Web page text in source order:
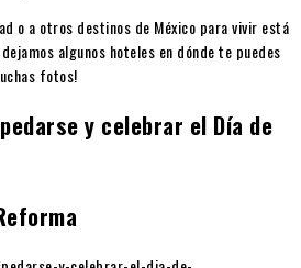
o a otros destinos de México para vivir está
algunos hoteles en dónde te puedes
fotos!
y celebrar el Día de